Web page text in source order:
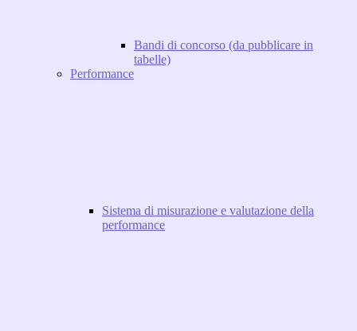
Bandi di concorso (da pubblicare in
tabelle)
Performance
Sistema di misurazione e valutazione della
performance